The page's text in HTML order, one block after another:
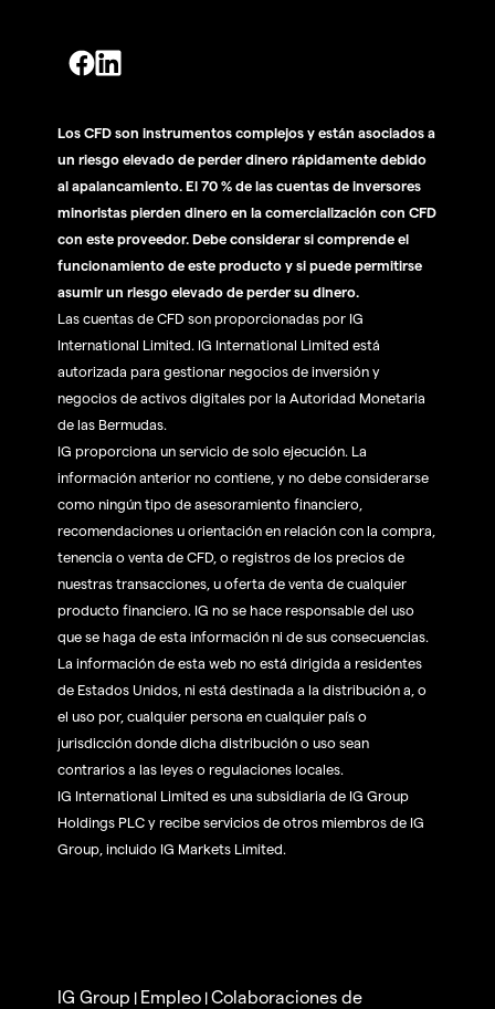
Los CFD son instrumentos complejos y están asociados a
un riesgo elevado de perder dinero rápidamente debido
al apalancamiento. El 70 % de las cuentas de inversores
minoristas pierden dinero en la comercialización con CFD
con este proveedor. Debe considerar si comprende el
funcionamiento de este producto y si puede permitirse
asumir un riesgo elevado de perder su dinero.
Las cuentas de CFD son proporcionadas por IG
International Limited. IG International Limited está
autorizada para gestionar negocios de inversión y
negocios de activos digitales por la Autoridad Monetaria
de las Bermudas.
IG proporciona un servicio de solo ejecución. La
información anterior no contiene, y no debe considerarse
como ningún tipo de asesoramiento financiero,
recomendaciones u orientación en relación con la compra,
tenencia o venta de CFD, o registros de los precios de
nuestras transacciones, u oferta de venta de cualquier
producto financiero. IG no se hace responsable del uso
que se haga de esta información ni de sus consecuencias.
La información de esta web no está dirigida a residentes
de Estados Unidos, ni está destinada a la distribución a, o
el uso por, cualquier persona en cualquier país o
jurisdicción donde dicha distribución o uso sean
contrarios a las leyes o regulaciones locales.
IG International Limited es una subsidiaria de IG Group
Holdings PLC y recibe servicios de otros miembros de IG
Group, incluido IG Markets Limited.
IG Group | Empleo |Colaboraciones de